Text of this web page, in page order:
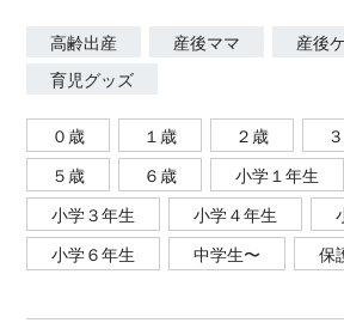
高齢出産 産後ママ
産後
育児グッズ
０歳 １歳 ２歳
５歳
６歳 小学１年生
小学３年生
小学４年生
小学６年生
中学生〜 保